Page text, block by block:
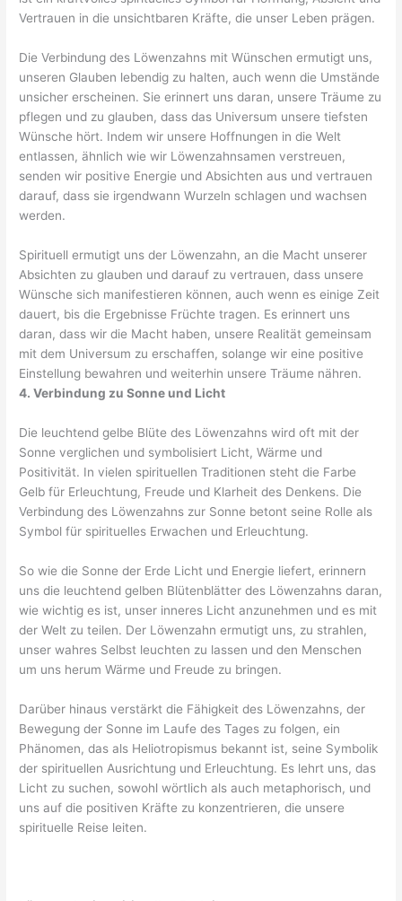
Vertrauen in die unsichtbaren Kräfte, die unser Leben prägen.
Die Verbindung des Löwenzahns mit Wünschen ermutigt uns,
unseren Glauben lebendig zu halten, auch wenn die Umstände
unsicher erscheinen. Sie erinnert uns daran, unsere Träume zu
pflegen und zu glauben, dass das Universum unsere tiefsten
Wünsche hört. Indem wir unsere Hoffnungen in die Welt
entlassen, ähnlich wie wir Löwenzahnsamen verstreuen,
senden wir positive Energie und Absichten aus und vertrauen
darauf, dass sie irgendwann Wurzeln schlagen und wachsen
werden.
Spirituell ermutigt uns der Löwenzahn, an die Macht unserer
Absichten zu glauben und darauf zu vertrauen, dass unsere
Wünsche sich manifestieren können, auch wenn es einige Zeit
dauert, bis die Ergebnisse Früchte tragen. Es erinnert uns
daran, dass wir die Macht haben, unsere Realität gemeinsam
mit dem Universum zu erschaffen, solange wir eine positive
Einstellung bewahren und weiterhin unsere Träume nähren.
4. Verbindung zu Sonne und Licht
Die leuchtend gelbe Blüte des Löwenzahns wird oft mit der
Sonne verglichen und symbolisiert Licht, Wärme und
Positivität. In vielen spirituellen Traditionen steht die Farbe
Gelb für Erleuchtung, Freude und Klarheit des Denkens. Die
Verbindung des Löwenzahns zur Sonne betont seine Rolle als
Symbol für spirituelles Erwachen und Erleuchtung.
So wie die Sonne der Erde Licht und Energie liefert, erinnern
uns die leuchtend gelben Blütenblätter des Löwenzahns daran,
wie wichtig es ist, unser inneres Licht anzunehmen und es mit
der Welt zu teilen. Der Löwenzahn ermutigt uns, zu strahlen,
unser wahres Selbst leuchten zu lassen und den Menschen
um uns herum Wärme und Freude zu bringen.
Darüber hinaus verstärkt die Fähigkeit des Löwenzahns, der
Bewegung der Sonne im Laufe des Tages zu folgen, ein
Phänomen, das als Heliotropismus bekannt ist, seine Symbolik
der spirituellen Ausrichtung und Erleuchtung. Es lehrt uns, das
Licht zu suchen, sowohl wörtlich als auch metaphorisch, und
uns auf die positiven Kräfte zu konzentrieren, die unsere
spirituelle Reise leiten.